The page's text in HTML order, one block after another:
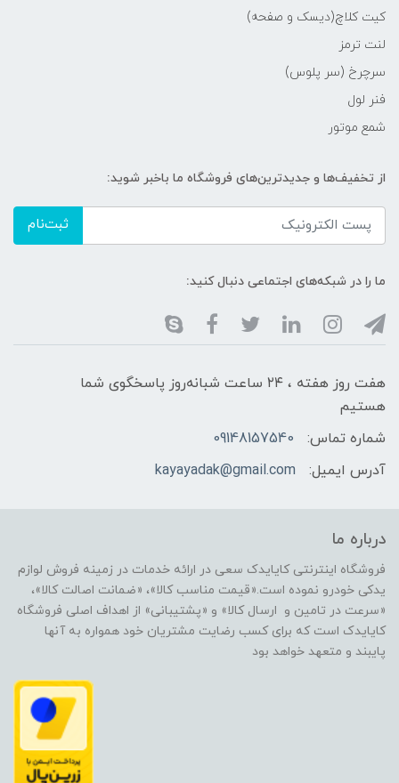
کیت کلاچ(دیسک و صفحه)
لنت ترمز
سرچرخ (سر پلوس)
فنر لول
شمع موتور
از تخفیف‌ها و جدیدترین‌های فروشگاه ما باخبر شوید:
ثبت‌نام
ما را در شبکه‌های اجتماعی دنبال کنید:
هفت روز هفته ، ۲۴ ساعت شبانه‌روز پاسخگوی شما
هستیم
شماره تماس:
09148157540
آدرس ایمیل:
kayayadak@gmail.com
درباره ما
فروشگاه اینترنتی کایایدک سعی در ارائه خدمات در زمینه فروش لوازم
یدکی خودرو نموده است.«قیمت مناسب کالا»، «ضمانت اصالت کالا»،
«سرعت در تامین و ارسال کالا» و «پشتیبانی» از اهداف اصلی فروشگاه
کایایدک است که برای کسب رضایت مشتریان خود همواره به آنها
پایبند و متعهد خواهد بود